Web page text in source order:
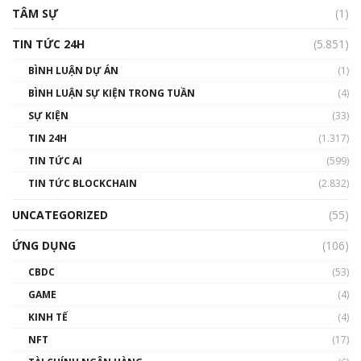
TÂM SỰ
(1)
TIN TỨC 24H
(5.851)
BÌNH LUẬN DỰ ÁN
(1)
BÌNH LUẬN SỰ KIỆN TRONG TUẦN
(4)
SỰ KIỆN
(33)
TIN 24H
(1.317)
TIN TỨC AI
(599)
TIN TỨC BLOCKCHAIN
(2.832)
UNCATEGORIZED
(55)
ỨNG DỤNG
(106)
CBDC
(53)
GAME
(4)
KINH TẾ
(4)
NFT
(17)